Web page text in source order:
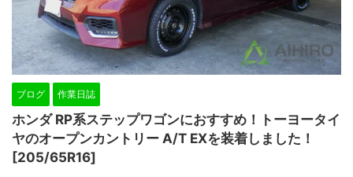
ブログ 作業日誌
ホンダ RP系ステップワゴンにおすすめ！トーヨータイ
ヤのオープンカントリー A/T EXを装着しました！
[205/65R16]